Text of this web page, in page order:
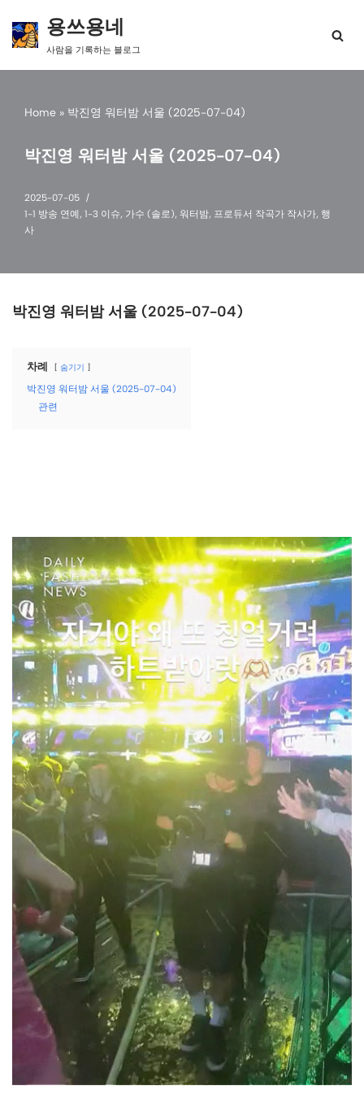
콘
용쓰용네
사람을 기록하는 블로그
Home » 박진영 워터밤 서울 (2025-07-04)
박진영 워터밤 서울 (2025-07-04)
2025-07-05
1-1 방송 연예 , 1-3 이슈, 가수 (솔로), 워터밤, 프로듀서 작곡가 작사가, 행
사
박진영 워터밤 서울 (2025-07-04)
차례 숨기기
박진영 워터밤 서울 (2025-07-04)
관련